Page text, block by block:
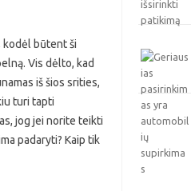
kodėl būtent ši
Vis dėlto, kad
iš šios srities,
turi tapti
jog jei norite teikti
padaryti? Kaip tik